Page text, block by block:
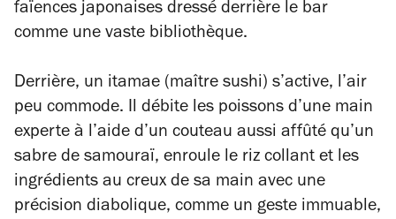
faïences japonaises dressé derrière le bar
comme une vaste bibliothèque.
Derrière, un itamae (maître sushi) s’active, l’air
peu commode. Il débite les poissons d’une main
experte à l’aide d’un couteau aussi affûté qu’un
sabre de samouraï, enroule le riz collant et les
ingrédients au creux de sa main avec une
précision diabolique, comme un geste immuable,